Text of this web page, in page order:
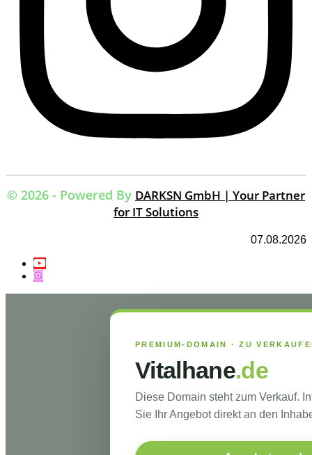
© 2026 - Powered By DARKSN GmbH | Your Partner
for IT Solutions
07.08.2026
PREMIUM-DOMAIN · ZU
Vitalhane.de
Diese Domain steht zum Verkauf.
Sie Ihr Angebot direkt an den